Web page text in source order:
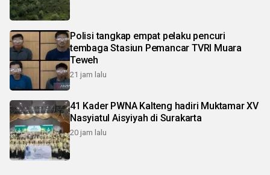
Polisi tangkap empat pelaku pencuri
tembaga Stasiun Pemancar TVRI Muara
Teweh
21 jam lalu
41 Kader PWNA Kalteng hadiri Muktamar XV
Nasyiatul Aisyiyah di Surakarta
20 jam lalu